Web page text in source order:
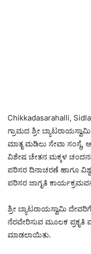
Chikkadasarahalli,
ಗ್ರಾಮದ ಶ್ರೀ
ಮಾತೃ ಮಡಿಲು ಸೇವಾ ಸಂಸ್ಥೆ,
ವಿಶೇಷ ಚೇತನ ಮಕ್ಕಳ
ಪರಿಸರ ದಿನಾಚರಣೆ ಹಾಗೂ
ಪರಿಸರ ಜಾಗೃತಿ
ಶ್ರೀ ಬ್ಯಾಟರಾಯಸ್ವಾಮಿ
ನೆರವೇರಿಸುವ ಮೂಲಕ ಪ್ರಕೃತಿ
ಮಾಡಲಾಯಿತು.